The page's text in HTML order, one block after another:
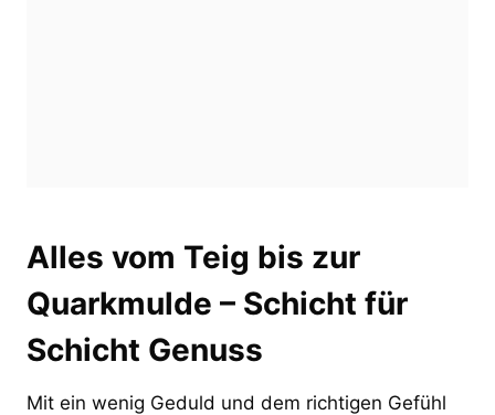
Alles vom Teig bis zur
Quarkmulde – Schicht für
Schicht Genuss
Mit ein wenig Geduld und dem richtigen Gefühl